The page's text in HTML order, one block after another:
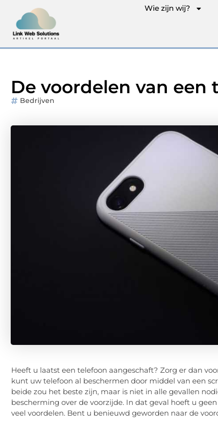
Wie zijn wij?
De voordelen van een
Bedrijven
Heeft u laatst een telefoon aangeschaft? Zorg er dan
kunt uw telefoon al beschermen door middel van een
beide zou het beste zijn, maar is niet in alle gevallen
bescherming over de voorzijde. In dat geval hoeft u
veel voordelen. Bent u benieuwd geworden naar de